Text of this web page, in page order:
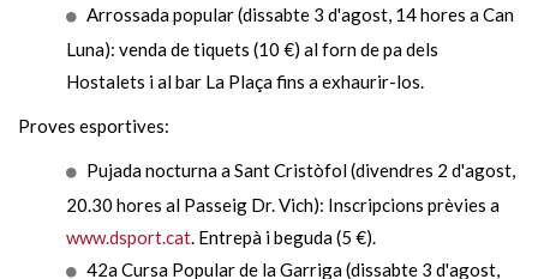
Arrossada popular (dissabte 3 d'agost, 14 hores a Can
Luna): venda de tiquets (10 €) al forn de pa dels
Hostalets i al bar La Plaça fins a exhaurir-los.
Proves esportives:
Pujada nocturna a Sant Cristòfol (divendres 2 d'agost,
20.30 hores al Passeig Dr. Vich): Inscripcions prèvies a
www.dsport.cat. Entrepà i beguda (5 €).
42a Cursa Popular de la Garriga (dissabte 3 d'agost,